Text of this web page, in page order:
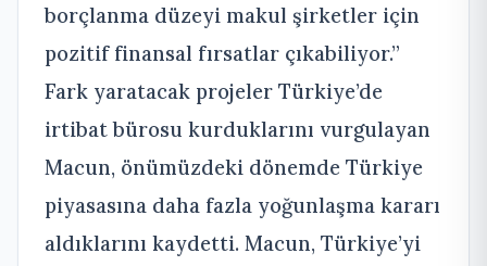
borçlanma düzeyi makul şirketler için
pozitif finansal fırsatlar çıkabiliyor.”
Fark yaratacak projeler Türkiye’de
irtibat bürosu kurduklarını vurgulayan
Macun, önümüzdeki dönemde Türkiye
piyasasına daha fazla yoğunlaşma kararı
aldıklarını kaydetti. Macun, Türkiye’yi